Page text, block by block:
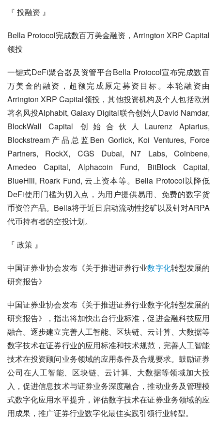
『 投融资 』
Bella Protocol完成数百万美金融资，Arrington XRP Capital
领投
一键式DeFi聚合器及资管平台Bella Protocol宣布完成数百
万美金的融资，超额完成原定募资目标。本轮融资由
Arrington XRP Capital领投，其他投资机构及个人包括欧洲
著名风投Alphabit, Galaxy Digital联合创始人David Namdar,
BlockWall Capital 创始合伙人Laurenz Apiarius,
Blockstream产品总监Ben Gorlick, Koi Ventures, Force
Partners, RockX, CGS Dubai, N7 Labs, Coinbene,
Amedeo Capital, Alphacoin Fund, BitBlock Capital,
BlueHill, Roark Fund, 云上资本等。Bella Protocol以降低
DeFi使用门槛为切入点，为用户提供易用、免费的数字货
币资管产品。Bella将于近日启动流动性挖矿以及针对ARPA
代币持有者的空投计划。
『 政策 』
中国证券业协会发布《关于推进证券行业数字化转型发展的
研究报告》
中国证券业协会发布《关于推进证券行业数字化转型发展的
研究报告》，指出将加快出台行业标准，促进金融科技应用
融合。逐步建立完善人工智能、区块链、云计算、大数据等
数字技术在证券行业的应用标准和技术规范，完善人工智能
技术在投资顾问业务领域的应用条件及合规要求。鼓励证券
公司在人工智能、区块链、云计算、大数据等领域加大投
入，促进信息技术与证券业务深度融合，推动业务及管理模
式数字化应用水平提升，评估数字技术在证券业务领域的应
用成果，推广证券行业数字化最佳实践引领行业转型。